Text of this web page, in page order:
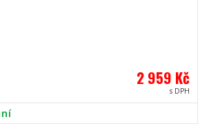
2 959 Kč
s DPH